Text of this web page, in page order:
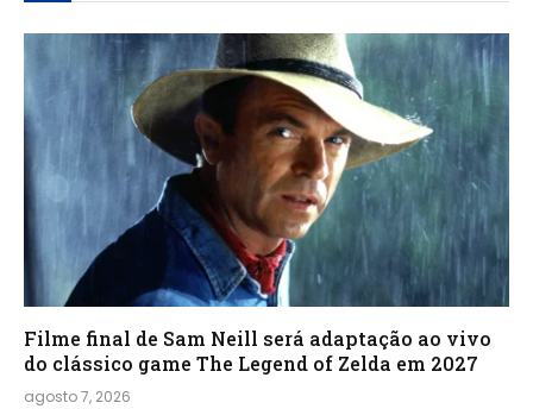
Filme final de Sam Neill será adaptação ao vivo
do clássico game The Legend of Zelda em 2027
agosto 7, 2026